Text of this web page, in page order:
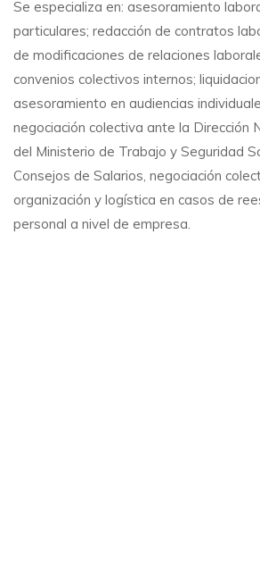
Se especializa en: asesoramiento
particulares; redacción de contratos
de modificaciones de relaciones
convenios colectivos internos;
asesoramiento en audiencias
negociación colectiva ante la Dirección
del Ministerio de Trabajo y Seguridad
Consejos de Salarios, negociación
organización y logística en casos de
personal a nivel de empresa.